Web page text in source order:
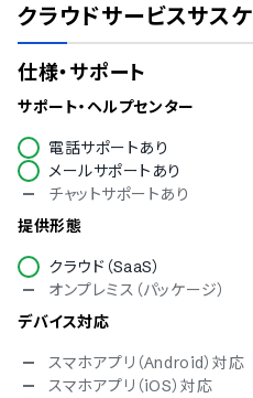
クラウドサービスサスケ
仕様・サポート
サポート・ヘルプセンター
電話サポートあり
メールサポートあり
チャットサポートあり
提供形態
クラウド（SaaS）
オンプレミス（パッケージ）
デバイス対応
スマホアプリ（Android）対応
スマホアプリ（iOS）対応